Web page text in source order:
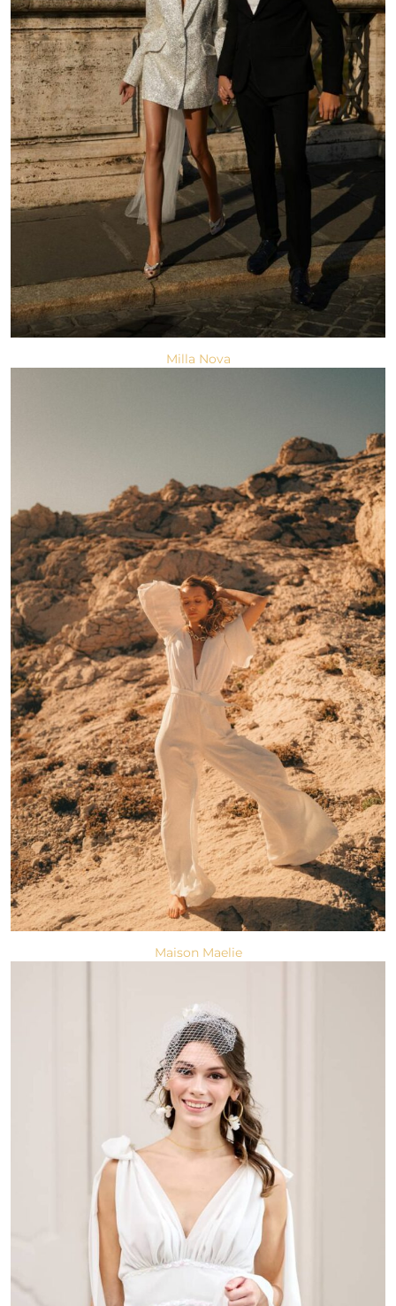
Milla Nova
Maison Maelie